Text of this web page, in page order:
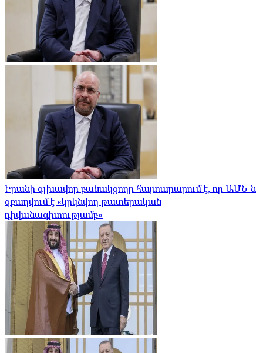
Իրանի գլխավոր բանակցողը հայտարարում է, որ ԱՄՆ-ն
զբաղվում է «կրկնվող թատերական
դիվանագիտությամբ»